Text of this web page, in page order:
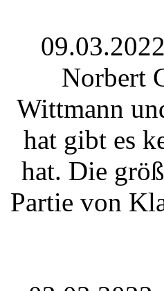
Norbert
Wittmann
hat gibt es
hat. Die
Partie von